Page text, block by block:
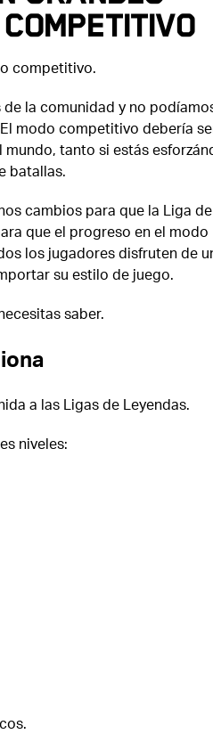
competitivo
competitivo.
la comunidad y no
modo competitivo debería
tanto si estás
batallas.
cambios para que la Liga de
que el progreso en el modo
los jugadores disfruten de
su estilo de juego.
saber.
a las Ligas de Leyendas.
niveles: